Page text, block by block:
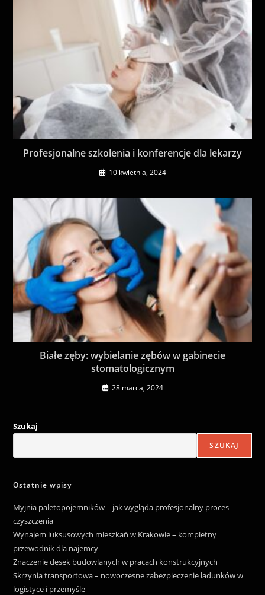
Profesjonalne szkolenia i konferencje dla lekarzy
10 kwietnia, 2024
Białe zęby: wybielanie zębów w gabinecie
stomatologicznym
28 marca, 2024
Szukaj
SZUKAJ
Ostatnie wpisy
Myjnia paletopojemników – jak wygląda profesjonalny proces
czyszczenia
Wynajem luksusowych mieszkań w Krakowie – kompletny
przewodnik dla najemcy
Znaczenie desek budowlanych w pracach konstrukcyjnych
Skrzynia transportowa – nowoczesne zabezpieczenie ładunków w
logistyce i przemyśle